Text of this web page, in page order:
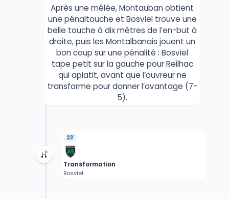
Après une mêlée, Montauban obtient
une pénaltouche et Bosviel trouve une
belle touche à dix mètres de l’en-but à
droite, puis les Montalbanais jouent un
bon coup sur une pénalité : Bosviel
tape petit sur la gauche pour Reilhac
qui aplatit, avant que l’ouvreur ne
transforme pour donner l’avantage (7-
5).
23'
Transformation
Bosviel